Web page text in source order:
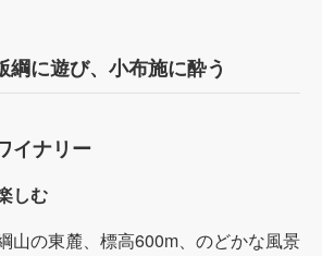
綱に遊び、小布施に酔う
イナリー
しむ
山の東麓、標高600m、のどかな風景